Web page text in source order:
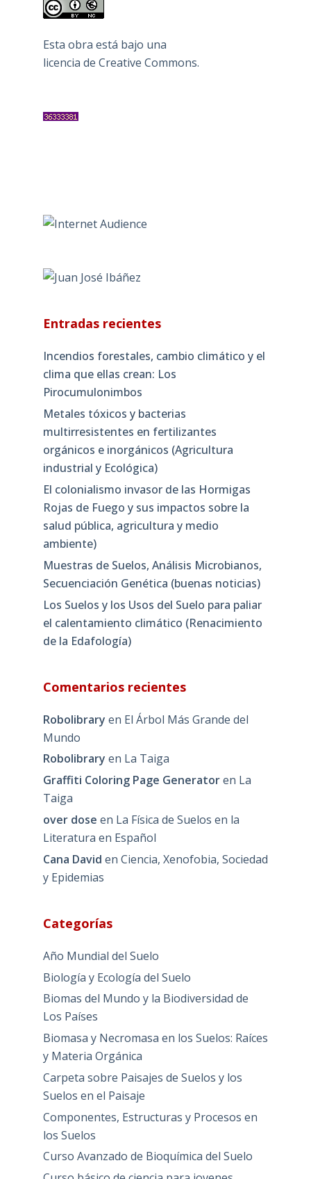
Esta obra está bajo una
licencia de Creative Commons.
Entradas recientes
Incendios forestales, cambio climático y el
clima que ellas crean: Los
Pirocumulonimbos
Metales tóxicos y bacterias
multirresistentes en fertilizantes
orgánicos e inorgánicos (Agricultura
industrial y Ecológica)
El colonialismo invasor de las Hormigas
Rojas de Fuego y sus impactos sobre la
salud pública, agricultura y medio
ambiente)
Muestras de Suelos, Análisis Microbianos,
Secuenciación Genética (buenas noticias)
Los Suelos y los Usos del Suelo para paliar
el calentamiento climático (Renacimiento
de la Edafología)
Comentarios recientes
Robolibrary en El Árbol Más Grande del
Mundo
Robolibrary en La Taiga
Graffiti Coloring Page Generatoren La
Taiga
over dose en La Física de Suelos en la
Literatura en Español
Cana David en Ciencia, Xenofobia, Sociedad
y Epidemias
Categorías
Año Mundial del Suelo
Biología y Ecología del Suelo
Biomas del Mundo y la Biodiversidad de
Los Países
Biomasa y Necromasa en los Suelos: Raíces
y Materia Orgánica
Carpeta sobre Paisajes de Suelos y los
Suelos en el Paisaje
Componentes, Estructuras y Procesos en
los Suelos
Curso Avanzado de Bioquímica del Suelo